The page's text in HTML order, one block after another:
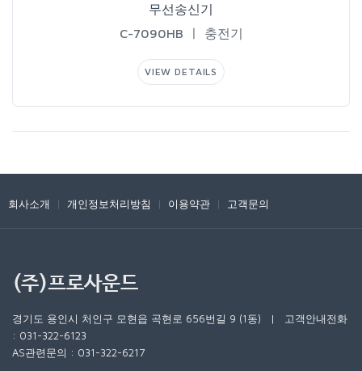
무선송신기
C-7090HBㅣ충전기
VIEWDETAILS
회사소개 | 개인정보처리방침 | 이용약관 | 고객문의
경기도용인시처인구모현읍곡현로656번길9(1동)|고객안내전화
:031-322-6123
AS관련문의:031-322-6217